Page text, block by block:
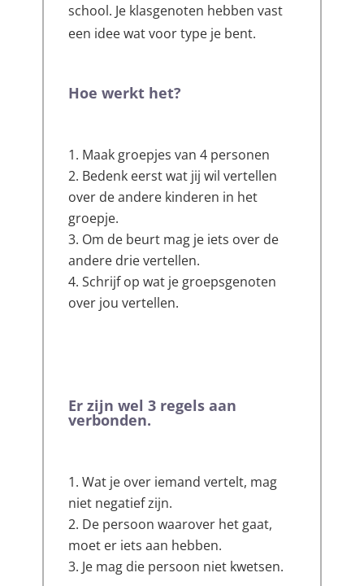
school. Je klasgenoten hebben vast
een idee wat voor type je bent.
Hoe werkt het?
Maak groepjes van 4 personen
Bedenk eerst wat jij wil vertellen
over de andere kinderen in het
groepje.
Om de beurt mag je iets over de
andere drie vertellen.
Schrijf op wat je groepsgenoten
over jou vertellen.
Er zijn wel 3 regels aan
verbonden.
Wat je over iemand vertelt, mag
niet negatief zijn.
De persoon waarover het gaat,
moet er iets aan hebben.
Je mag die persoon niet kwetsen.